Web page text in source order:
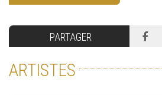
PARTAGER
ARTISTES